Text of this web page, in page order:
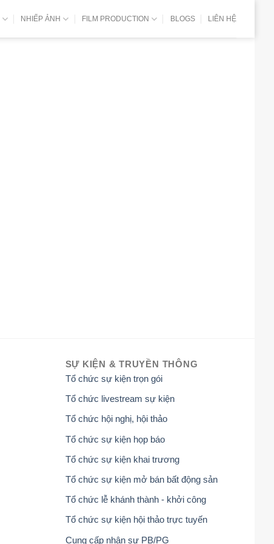
NHIẾP ẢNH FILM PRODUCTION BLOGS LIÊN HỆ
SỰ KIỆN & TRUYỀN THÔNG
Tổ chức sự kiện trọn gói
Tổ chức livestream sự kiện
Tổ chức hội nghị, hội thảo
Tổ chức sự kiện họp báo
Tổ chức sự kiện khai trương
Tổ chức sự kiện mở bán bất động sản
Tổ chức lễ khánh thành - khởi công
Tổ chức sự kiện hội thảo trực tuyến
Cung cấp nhân sự PB/PG